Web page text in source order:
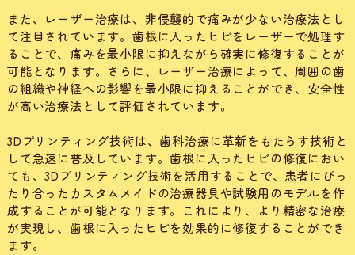
また、レーザー治療は、非侵襲的で痛みが少ない治療法とし
て注目されています。歯根に入ったヒビをレーザーで処理す
ることで、痛みを最小限に抑えながら確実に修復することが
可能となります。さらに、レーザー治療によって、周囲の歯
の組織や神経への影響を最小限に抑えることができ、安全性
が高い治療法として評価されています。
3Dプリンティング技術は、歯科治療に革新をもたらす技術と
して急速に普及しています。歯根に入ったヒビの修復におい
ても、3Dプリンティング技術を活用することで、患者にぴっ
たり合ったカスタムメイドの治療器具や試験用のモデルを作
成することが可能となります。これにより、より精密な治療
が実現し、歯根に入ったヒビを効果的に修復することができ
ます。